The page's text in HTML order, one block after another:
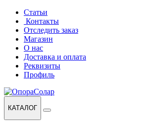
Перейти
навигации
Перейти
содержанию
Статьи
Контакты
Отследить заказ
Магазин
О нас
Доставка и оплата
Реквизиты
Профиль
КАТАЛОГ